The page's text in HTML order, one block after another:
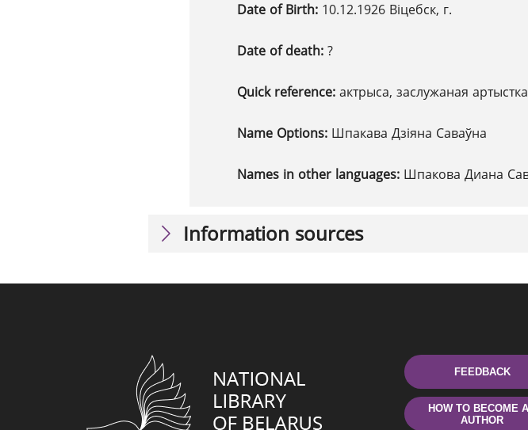
Date of Birth: 10.12.1926 Віцебск, г.
Date of death: ?
Quick reference: актрыса, заслужаная
Name Options: Шпакава Дзіяна Саваўна
Names in other languages: Шпакова Диана
Information sources
FEEDBACK
HOW TO BECOME
AUTHOR